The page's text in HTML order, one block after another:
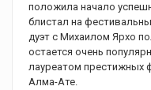
положила начало
блистал на
дуэт с Михаилом Ярхо
остается очень
лауреатом престижных
Алма-Ате.